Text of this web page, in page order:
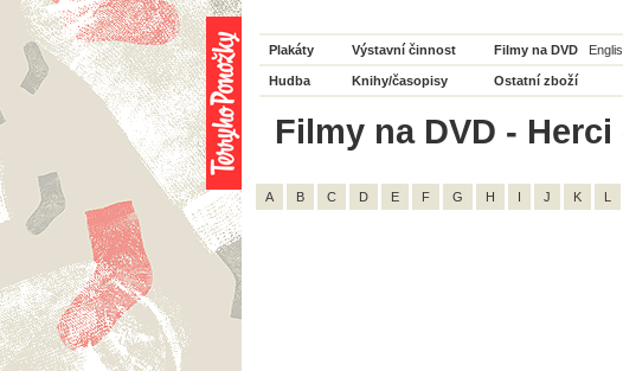
Plakáty Výstavní činnost Filmy na DVD
Hudba Knihy/časopisy Ostatní zboží
Filmy na DVD -
A B C D E F G H I J K L